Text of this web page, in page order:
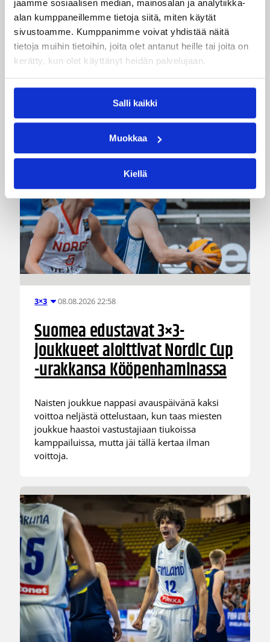
jaamme sosiaalisen median, mainosalan ja analytiikka-
alan kumppaneillemme tietoja siitä, miten käytät
sivustoamme. Kumppanimme voivat yhdistää näitä
tietoja muihin tietoihin, joita olet antanut heille tai joita on
kerätty, kun olet käyttänyt heidän palvelujaan.
Salli kaikki
Muokkaa
Kiellä
Kategoriat
Pääjuttu Suomalaiset ulkomailla
Katso myös
3×3 08.08.2026 22:58
Suomea edustavat 3×3-
joukkueet aloittivat Nordic Cup
-urakkansa Kööpenhaminassa
Naisten joukkue nappasi avauspäivänä kaksi
voittoa neljästä ottelustaan, kun taas miesten
joukkue haastoi vastustajiaan tiukoissa
kamppailuissa, mutta jäi tällä kertaa ilman
voittoja.